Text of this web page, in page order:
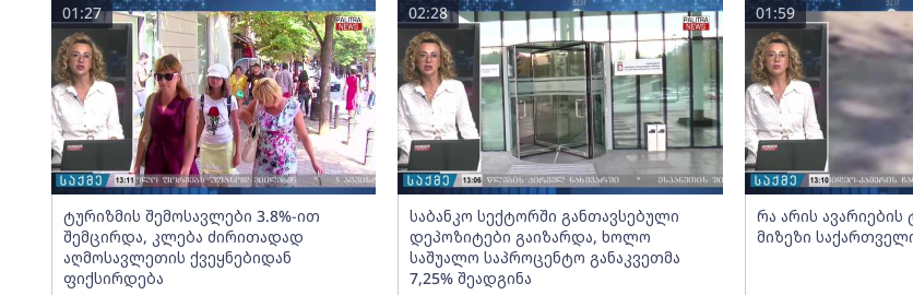
ტურიზმის შემოსავლები 3.8%-ით
შემცირდა, კლება ძირითადად
აღმოსავლეთის ქვეყნებიდან
ფიქსირდება
01:27
საბანკო სექტორში განთავსებული
დეპოზიტები გაიზარდა, ხოლო
საშუალო საპროცენტო განაკვეთმა
7,25% შეადგინა
02:28
რა არის ავარიების
მიზეზი
01:59